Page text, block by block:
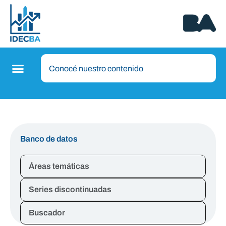
Banco de datos
Áreas temáticas
Series discontinuadas
Buscador